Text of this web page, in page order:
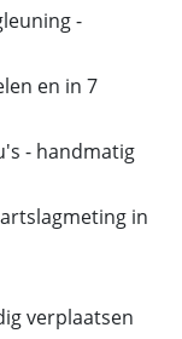
-
en in 7
- handmatig
in
verplaatsen